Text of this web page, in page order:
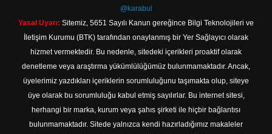
@karabul
Yasal Uyarı: Sitemiz, 5651 Sayılı Kanun gereğince Bilgi Teknolojileri ve
İletişim Kurumu (BTK) tarafından onaylanmış bir Yer Sağlayıcı olarak
hizmet vermektedir. Bu nedenle, sitedeki içerikleri proaktif olarak
denetleme veya araştırma yükümlülüğümüz bulunmamaktadır. Ancak,
üyelerimiz yazdıkları içeriklerin sorumluluğunu taşımakta olup, siteye
üye olarak bu sorumluluğu kabul etmiş sayılırlar. Bu internet sitesi,
herhangi bir marka, kurum veya şahıs şirketi ile hiçbir bağlantısı
bulunmamaktadır. Sitede yalnızca kendi hazırladığımız makaleler